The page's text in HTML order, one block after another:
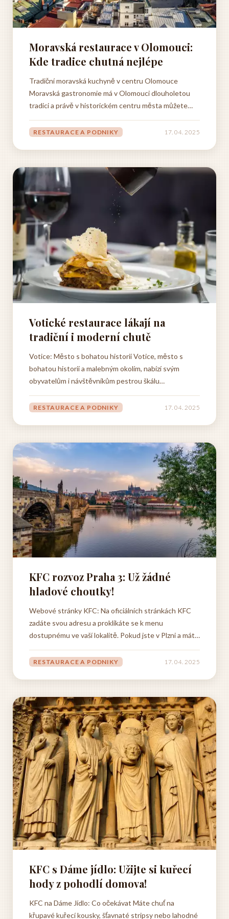
Moravská restaurace v Olomouci:
Kde tradice chutná nejlépe
Tradiční moravská kuchyně v centru Olomouce
Moravská gastronomie má v Olomouci dlouholetou
tradici a právě v historickém centru města můžete
moravská restaurace v srdci Olomouce nabízí
RESTAURACE A PODNIKY 17. 04. 2025
Votické restaurace lákají na
tradiční i moderní chutě
Votice: Město s bohatou historií Votice, město s
bohatou historií a malebným okolím, nabízí svým
obyvatelům i návštěvníkům pestrou škálu
rozmanitou nabídku, která uspokojí i ty nejnáročnější
RESTAURACE A PODNIKY 17. 04. 2025
KFC rozvoz Praha 3: Už žádné
hladové choutky!
Webové stránky KFC: Na oficiálních stránkách KFC
zadáte svou adresu a proklikáte se k menu
dostupnému ve vaší lokalitě. Pokud jste v Plzni a máte
kde si můžete jednoduše objednat. Stačí zadat svoji
RESTAURACE A PODNIKY 17. 04. 2025
KFC s Dáme jídlo: Užijte si kuřecí
hody z pohodlí domova!
KFC na Dáme Jídlo: Co očekávat Máte chuť na
křupavé kuřecí kousky, šťavnaté stripsy nebo lahodné